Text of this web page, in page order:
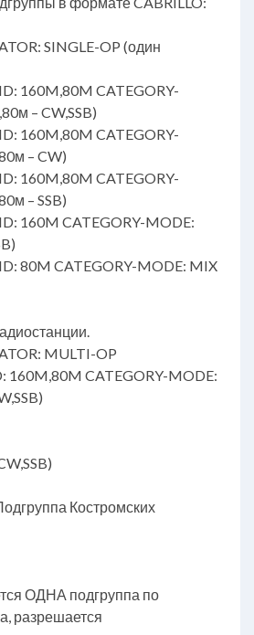
SINGLE-OP (один
160M,80M CATEGORY-
– CW,SSB)
160M,80M CATEGORY-
– CW)
160M,80M CATEGORY-
– SSB)
160M CATEGORY-MODE:
80M CATEGORY-MODE: MIX
MULTI-OP
160M,80M CATEGORY-MODE:
Костромских
ОДНА подгруппа по
разрешается